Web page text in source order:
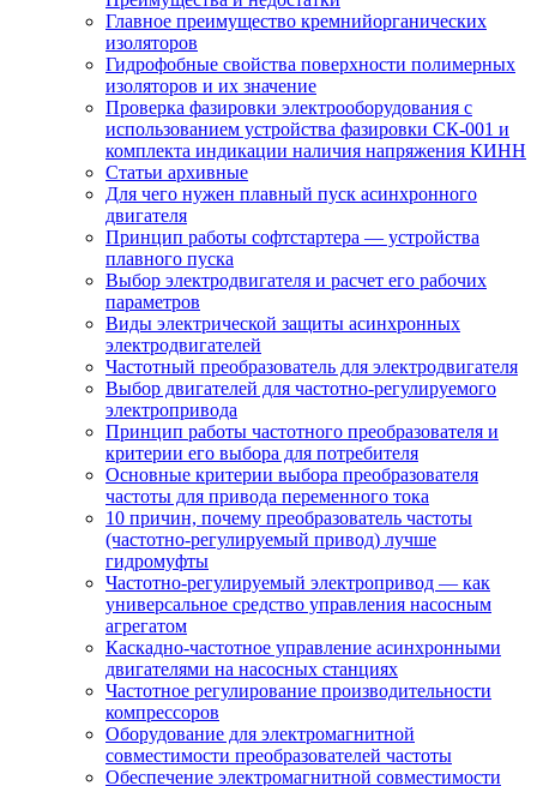
Главное преимущество кремнийорганических
изоляторов
Гидрофобные свойства поверхности поли мерных
изоляторов и их значение
Проверка фазировки электрооборудования с
использованием устройства фазировки СК-001 и
комплекта индикации наличия напряжения КИНН
Статьи архивные
Для чего нужен плавный пуск асинхронного
двигателя
Принцип работы софтстартера — устройства
плавного пуска
Выбор электродвигателя и расчет его рабочих
параметров
Виды электрической защиты асинхронных
электродвигателей
Частотный преобразователь для электродвигателя
Выбор двигателей для частотно-регулируемого
электропривода
Принцип работы частотного преобразователя и
критерии его выбора для потребителя
Основные критерии выбора преобразователя
частоты для привода переменного тока
10 причин, почему преобразователь частоты
(частотно-регулируемый привод) лучше
гидромуфты
Частотно-регулируемый электропривод — как
универсальное средство управления насосным
агрегатом
Каскадно-частотное управление асинхронными
двигателями на насосных станциях
Частотное регулирование производительности
компрессоров
Оборудование для электромагнитной
совместимости преобразователей частоты
Обеспечение электромагнитной совместимости